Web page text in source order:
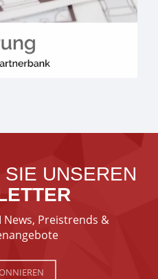
UNSEREN
News, Preistrends &